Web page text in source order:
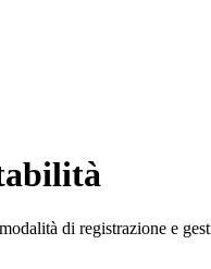
di registrazione e